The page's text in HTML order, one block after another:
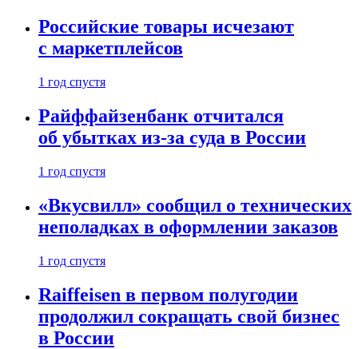
Российские товары исчезают
с маркетплейсов
1 год спустя
Райффайзенбанк отчитался
об убытках из-за суда в России
1 год спустя
«Вкусвилл» сообщил о технических
неполадках в оформлении заказов
1 год спустя
Raiffeisen в первом полугодии
продолжил сокращать свой бизнес
в России